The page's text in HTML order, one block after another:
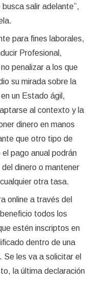
salir adelante”,
para fines laborales,
Profesional,
penalizar a los que
su mirada sobre la
un Estado ágil,
al contexto y la
dinero en manos
que otro tipo de
pago anual podrán
dinero o mantener
otra tasa.
online a través del
todos los
estén inscriptos en
dentro de una
les va a solicitar el
la última declaración